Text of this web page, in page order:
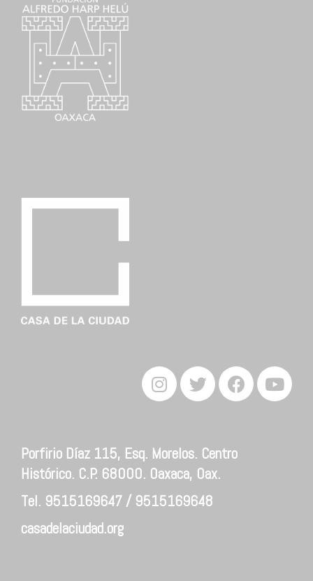
Porfirio Díaz 115, Esq. Morelos. Centro
Histórico. C.P. 68000. Oaxaca, Oax.
Tel. 9515169647 / 9515169648
casadelaciudad.org